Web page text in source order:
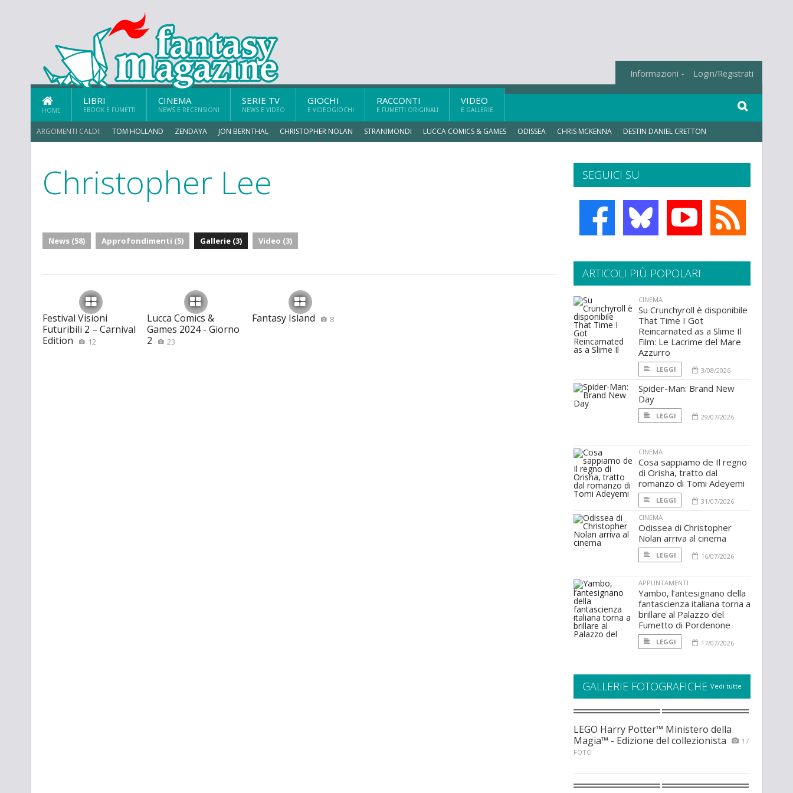
Informazioni Login/Registrati
HOME
LIBRI
EBOOK E FUMETTI
CINEMA
NEWS E RECENSIONI
SERIE TV
NEWS E VIDEO
GIOCHI
E VIDEOGIOCHI
RACCONTI
E FUMETTI ORIGINALI
VIDEO
E GALLERIE
ARGOMENTI CALDI: TOM HOLLAND ZENDAYA JON BERNTHAL CHRISTOPHER NOLAN STRANIMONDI LUCCA COMICS & GAMES ODISSEA CHRIS MCKENNA DESTIN DANIEL CRETTON
ERIK SOMMERS
Christopher Lee
News (58) Approfondimenti (5) Gallerie (3) Video (3)
Festival Visioni
Futuribili 2 – Carnival
Edition
12
Lucca Comics &
Games 2024 - Giorno
2
23
Fantasy Island 8
SEGUICI SU
ARTICOLI PIÙ POPOLARI
CINEMA
Su Crunchyroll è disponibile
That Time I Got
Reincarnated as a Slime Il
Film: Le Lacrime del Mare
Azzurro
LEGGI 3/08/2026
Spider-Man: Brand New
Day
LEGGI 29/07/2026
CINEMA
Cosa sappiamo de Il regno
di Orisha, tratto dal
romanzo di Tomi Adeyemi
LEGGI
31/07/2026
CINEMA
Odissea di Christopher
Nolan arriva al cinema
LEGGI 16/07/2026
APPUNTAMENTI
Yambo, l’antesignano della
fantascienza italiana torna a
brillare al Palazzo del
Fumetto di Pordenone
LEGGI 17/07/2026
GALLERIE FOTOGRAFICHE Vedi tutte
LEGO Harry Potter™ Ministero della
Magia™ - Edizione del collezionista
17
FOTO